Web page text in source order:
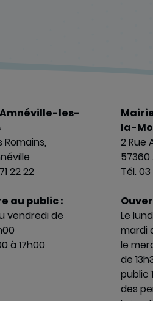
les-
Romains,
22 22
au public :
vendredi de
à 17h00
la-
2 Rue
57360
Tél.
Le
mardi
le
de
public
des
le